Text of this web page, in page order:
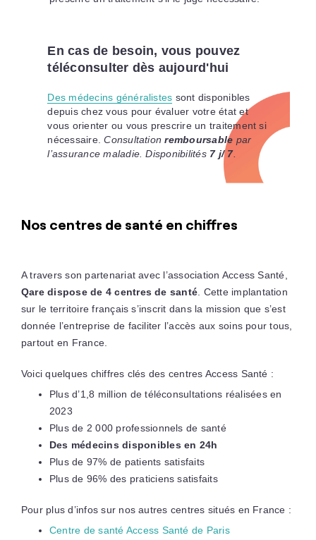
En cas de besoin, vous pouvez
téléconsulter dès aujourd'hui
Des médecins généralistes sont disponibles
depuis chez vous pour évaluer votre état et
vous orienter ou vous prescrire un traitement si
nécessaire.Consultationremboursable par
l’assurance maladie. Disponibilités 7 j/ 7.
Nos centres de santé en chiffres
A travers son partenariat avec l’association Access Santé,
Qare dispose de 4 centres de santé . Cette implantation
sur le territoire français s’inscrit dans la mission que s’est
donnée l’entreprise de faciliter l’accès aux soins pour tous,
partout en France.
Voici quelques chiffres clés des centres Access Santé :
Plus d’1,8 million de téléconsultations réalisées en
2023
Plus de 2 000 professionnels de santé
Des médecins disponibles en 24h
Plus de 97% de patients satisfaits
Plus de 96% des praticiens satisfaits
Pour plus d’infos sur nos autres centres situés en France :
Centre de santé Access Santé de Paris